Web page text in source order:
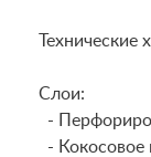
Технические
Слои:
-
- Кокосовое